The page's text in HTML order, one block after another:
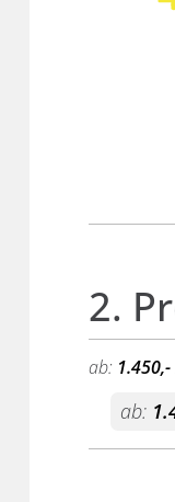
2.
ab: 1.450,-
ab: